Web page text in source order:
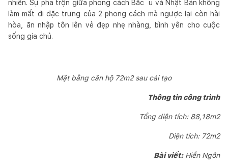
nhiên. Sự pha trộn giữa phong cách Bắc u và Nhật Bản không
làm mất đi đặc trưng của 2 phong cách mà ngược lại còn hài
hòa, ăn nhập tôn lên vẻ đẹp nhẹ nhàng, bình yên cho cuộc
sống gia chủ.
Mặt bằng căn hộ 72m2 sau cải tạo
Thông tin công trình
Tổng diện tích: 88,18m2
Diện tích: 72m2
Bài viết:Hiền Ngôn